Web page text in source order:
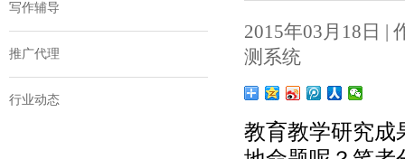
写作辅导
推广代理
行业动态
2015年03月18日 |
测系统
教育教学研究成